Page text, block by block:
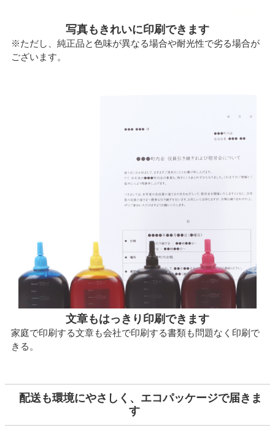
写真もきれいに印刷できます
※ただし、純正品と色味が異なる場合や耐光性で劣る場合が
ございます。
文章もはっきり印刷できます
家庭で印刷する文章も会社で印刷する書類も問題なく印刷で
きる。
配送も環境にやさしく、エコパッケージで届きま
す